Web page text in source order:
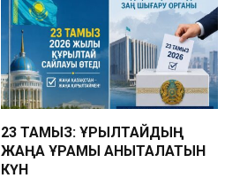
23 ТАМЫЗ: ҚҰРЫЛТАЙДЫҢ
ЖАҢА ҚҰРАМЫ АНЫҚТАЛАТЫН
КҮН